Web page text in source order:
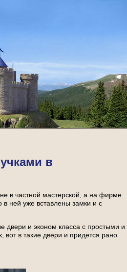
в
в частной мастерской, а на фирме
в ней уже вставлены замки и с
двери и эконом класса с простыми и
вот в такие двери и придется рано